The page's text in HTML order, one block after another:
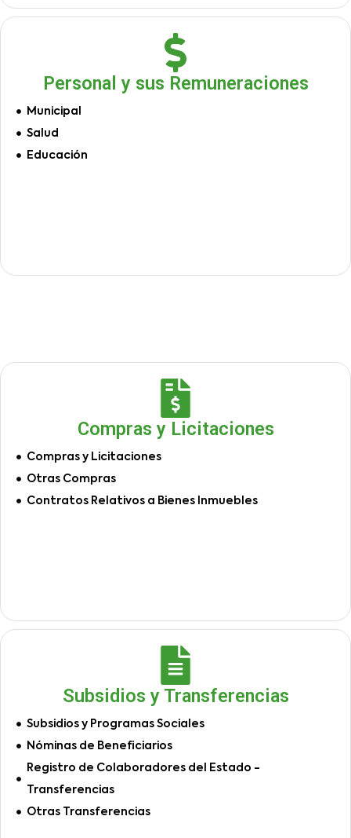
Personal y sus Remuneraciones
Municipal
Salud
Educación
Compras y Licitaciones
Compras y Licitaciones
Otras Compras
Contratos Relativos a Bienes Inmuebles
Subsidios y Transferencias
Subsidios y Programas Sociales
Nóminas de Beneficiarios
Registro de Colaboradores del Estado -
Transferencias
Otras Transferencias